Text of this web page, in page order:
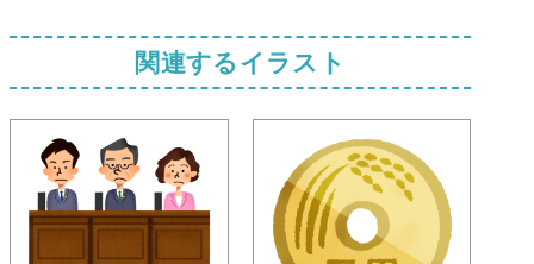
関連するイラスト